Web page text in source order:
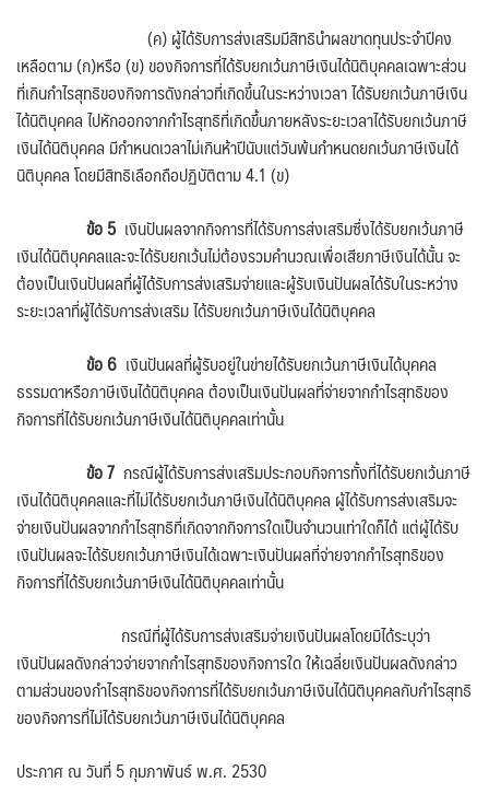
(ค) ผู้ได้รับการส่งเสริมมีสิทธินำผลขาดทุนประจำปีคง
เหลือตาม (ก)หรือ (ข) ของกิจการที่ได้รับยกเว้นภาษีเงินได้นิติบุคคลเฉพาะส่วน
ที่เกินกำไรสุทธิของกิจการดังกล่าวที่เกิดขึ้นในระหว่างเวลา ได้รับยกเว้นภาษีเงิน
ได้นิติบุคคล ไปหักออกจากกำไรสุทธิที่เกิดขึ้นภายหลังระยะเวลาได้รับยกเว้นภาษี
เงินได้นิติบุคคล มีกำหนดเวลาไม่เกินห้าปีนับแต่วันพ้นกำหนดยกเว้นภาษีเงินได้
นิติบุคคล โดยมีสิทธิเลือกถือปฏิบัติตาม 4.1 (ข)
ข้อ5 เงินปันผลจากกิจการที่ได้รับการส่งเสริมซึ่งได้รับยกเว้นภาษี
เงินได้นิติบุคคลและจะได้รับยกเว้นไม่ต้องรวมคำนวณเพื่อเสียภาษีเงินได้นั้น จะ
ต้องเป็นเงินปันผลที่ผู้ได้รับการส่งเสริมจ่ายและผู้รับเงินปันผลได้รับในระหว่าง
ระยะเวลาที่ผู้ได้รับการส่งเสริม ได้รับยกเว้นภาษีเงินได้นิติบุคคล
ข้อ6 เงินปันผลที่ผู้รับอยู่ในข่ายได้รับยกเว้นภาษีเงินได้บุคคล
ธรรมดาหรือภาษีเงินได้นิติบุคคล ต้องเป็นเงินปันผลที่จ่ายจากกำไรสุทธิของ
กิจการที่ได้รับยกเว้นภาษีเงินได้นิติบุคคลเท่านั้น
ข้อ7 กรณีผู้ได้รับการส่งเสริมประกอบกิจการทั้งที่ได้รับยกเว้นภาษี
เงินได้นิติบุคคลและที่ไม่ได้รับยกเว้นภาษีเงินได้นิติบุคคล ผู้ได้รับการส่งเสริมจะ
จ่ายเงินปันผลจากกำไรสุทธิที่เกิดจากกิจการใดเป็นจำนวนเท่าใดก็ได้ แต่ผู้ได้รับ
เงินปันผลจะได้รับยกเว้นภาษีเงินได้เฉพาะเงินปันผลที่จ่ายจากกำไรสุทธิของ
กิจการที่ได้รับยกเว้นภาษีเงินได้นิติบุคคลเท่านั้น
กรณีที่ผู้ได้รับการส่งเสริมจ่ายเงินปันผลโดยมิได้ระบุว่า
เงินปันผลดังกล่าวจ่ายจากกำไรสุทธิของกิจการใด ให้เฉลี่ยเงินปันผลดังกล่าว
ตามส่วนของกำไรสุทธิของกิจการที่ได้รับยกเว้นภาษีเงินได้นิติบุคคลกับกำไรสุทธิ
ของกิจการที่ไม่ได้รับยกเว้นภาษีเงินได้นิติบุคคล
ประกาศ ณ วันที่ 5 กุมภาพันธ์ พ.ศ. 2530